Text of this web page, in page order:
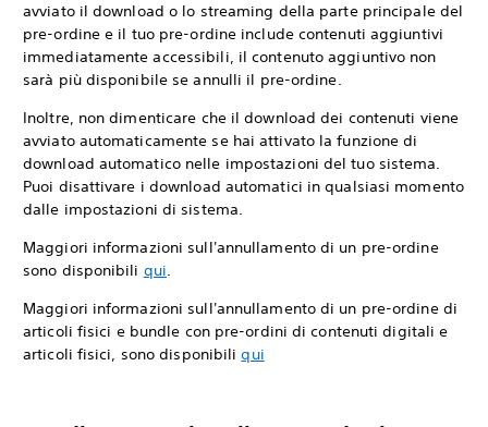
avviato il download o lo streaming della parte principale del
pre-ordine e il tuo pre-ordine include contenuti aggiuntivi
immediatamente accessibili, il contenuto aggiuntivo non
sarà più disponibile se annulli il pre-ordine.
Inoltre, non dimenticare che il download dei contenuti viene
avviato automaticamente se hai attivato la funzione di
download automatico nelle impostazioni del tuo sistema.
Puoi disattivare i download automatici in qualsiasi momento
dalle impostazioni di sistema.
Maggiori informazioni sull'annullamento di un pre-ordine
sono disponibili qui.
Maggiori informazioni sull'annullamento di un pre-ordine di
articoli fisici e bundle con pre-ordini di contenuti digitali e
articoli fisici, sono disponibiliqui